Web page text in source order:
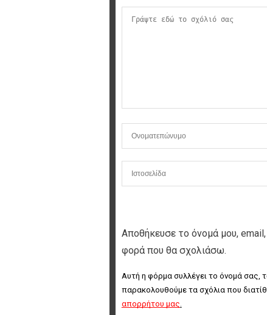
Αποθήκευσε το όνομά μου,
φορά που θα σχολιάσω.
Αυτή η φόρμα συλλέγει το όνομά σας,
παρακολουθούμε τα σχόλια που
απορρήτου μας.